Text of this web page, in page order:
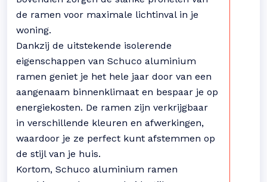
de ramen voor maximale lichtinval in je
woning.
Dankzij de uitstekende isolerende
eigenschappen van Schuco aluminium
ramen geniet je het hele jaar door van een
aangenaam binnenklimaat en bespaar je op
energiekosten. De ramen zijn verkrijgbaar
in verschillende kleuren en afwerkingen,
waardoor je ze perfect kunt afstemmen op
de stijl van je huis.
Kortom, Schuco aluminium ramen